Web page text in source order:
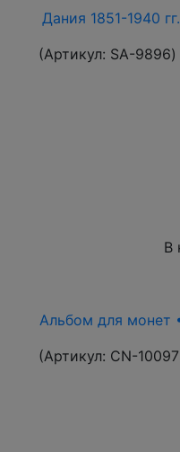
Дания 1851-1940
(Артикул: SA-9896)
В
Альбом для монет
(Артикул: CN-